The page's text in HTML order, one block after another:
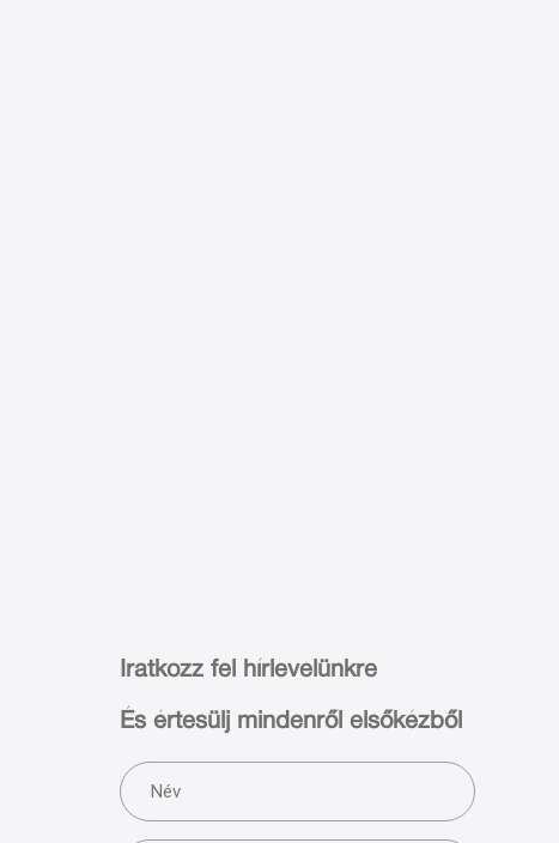
Iratkozz fel hírlevelünkre
És értesülj mindenről elsőkézből